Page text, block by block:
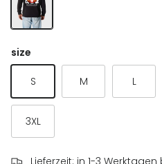
size
S M L
3XL
Lieferzeit: in 1-3 Werktagen